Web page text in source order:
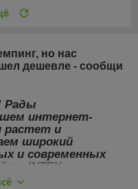
но нас
дешевле - сообщи
Рады
интернет-
растет и
широкий
и современных
INTEX,
детей. В разделе